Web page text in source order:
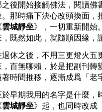
之後開始接觸佛法，閱讀佛
。那時痛下決心改頭換面，
雲城靜坐》，一切重新開始
，既然如此，就隨順因緣，
退休之後，不用三更燈火五
，百無聊賴，於是把副刊轉
著時間推移，逐漸成爲「老
於早期我用的名字是什麼，
雲城靜坐》起，也同時改成「